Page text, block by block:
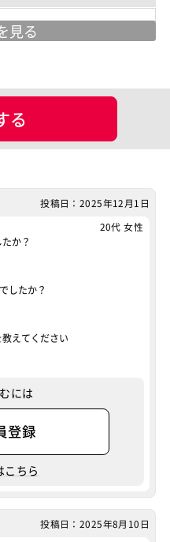
CSS3 AWS jQuery Git
る
投稿日：2025年12月1日
20代 女性
か？
したか？
えてください
には
登録
こちら
投稿日：2025年8月10日